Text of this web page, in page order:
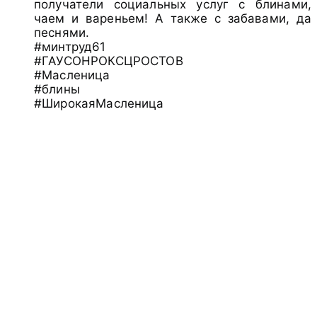
получатели социальных услуг с блинами,
чаем и вареньем! А также с забавами, да
песнями.
#минтруд61
#ГАУСОНРОКСЦРОСТОВ
#Масленица
#блины
#ШирокаяМасленица